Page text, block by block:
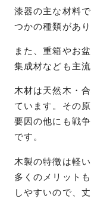
漆器の主な材料
つかの種類があ
また、重箱やお
集成材なども主
木材は天然木・
ています。その
要因の他にも戦
です。
木製の特徴は軽
多くのメリット
しやすいので、